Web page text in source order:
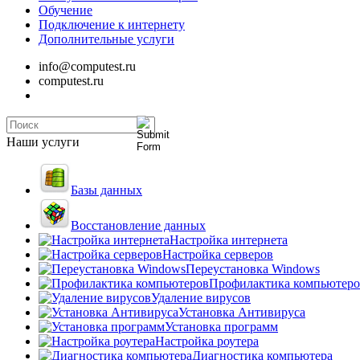
Обучение
Подключение к интернету
Дополнительные услуги
info@computest.ru
computest.ru
Наши услуги
Базы данных
Восстановление данных
Настройка интернета
Настройка серверов
Переустановка Windows
Профилактика
Удаление вирусов
Установка Антивируса
Установка программ
Настройка роутера
Диагностика компьютера